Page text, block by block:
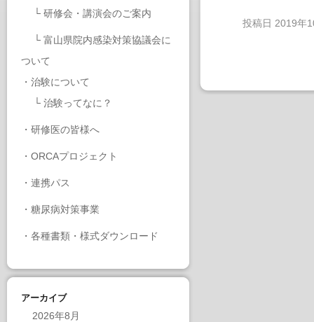
└ 研修会・講演会のご案内
└ 富山県院内感染対策協議会に
ついて
・ 治験について
└ 治験ってなに？
・ 研修医の皆様へ
・ ORCAプロジェクト
・ 連携パス
・ 糖尿病対策事業
・ 各種書類・様式ダウンロード
アーカイブ
2026年8月
投稿日 2019年